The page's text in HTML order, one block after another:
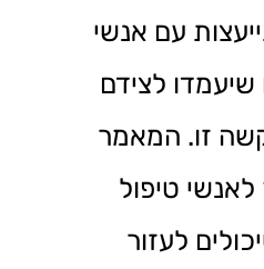
עם אנשי
שיעמדו לצידם
זו. המאמר
טיפול
לעזור